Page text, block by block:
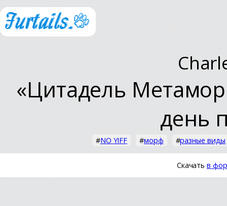
«Цитадель
день
#NO YIFF #морф #разные виды
Скачатьв